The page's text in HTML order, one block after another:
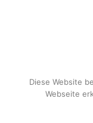
© Copyright - travelox.de
Diese Website
Webseite